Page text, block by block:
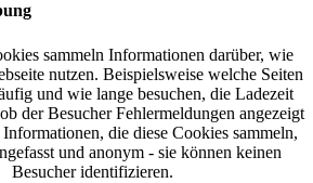
sammeln Informationen darüber, wie
nutzen. Beispielsweise welche Seiten
und wie lange besuchen, die Ladezeit
der Besucher Fehlermeldungen angezeigt
die diese Cookies sammeln,
und anonym - sie können keinen
Besucher identifizieren.